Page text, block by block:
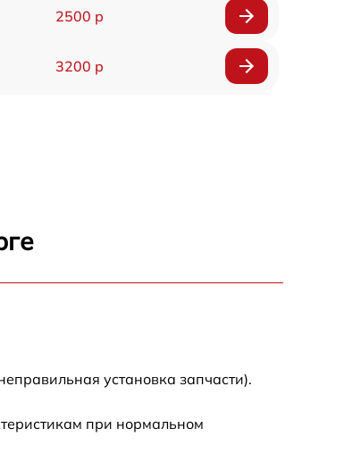
2500 р
3200 р
установка запчасти).
при нормальном